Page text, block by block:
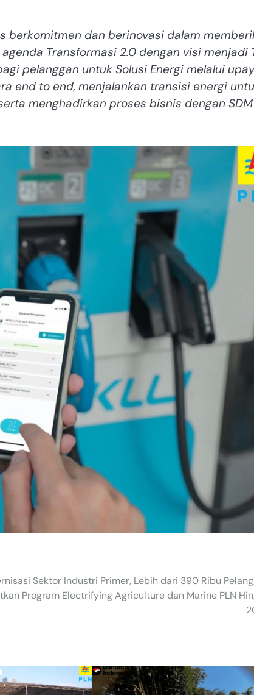
berkomitmen dan berinovasi dalam
Transformasi 2.0 dengan visi menjadi
pelanggan untuk Solusi Energi melalui
end to end, menjalankan transisi energi
menghadirkan proses bisnis dengan SDM
Sektor Industri Primer, Lebih dari 390 Ribu
Program Electrifying Agriculture dan Marine PLN